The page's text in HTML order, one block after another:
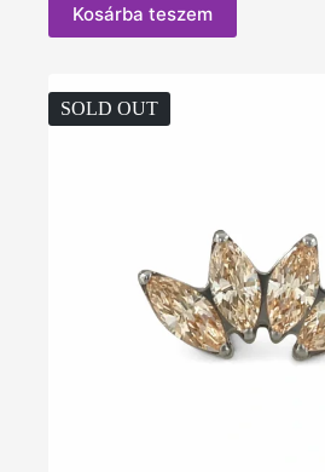
Kosárba teszem
SOLD OUT